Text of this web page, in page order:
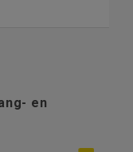
en